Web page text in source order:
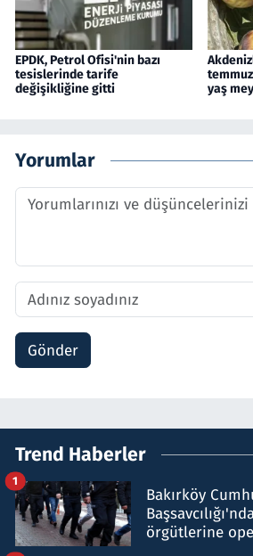
EPDK, Petrol Ofisi'nin bazı
tesislerinde tarife
değişikliğine gitti
yaş
Yorumlar
Gönder
Trend Haberler
Bakırköy
örgütlerine
1